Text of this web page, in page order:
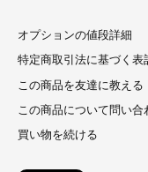
オプションの値段詳細
特定商取引法に基づく表
この商品を友達に教える
この商品について問い合
買い物を続ける